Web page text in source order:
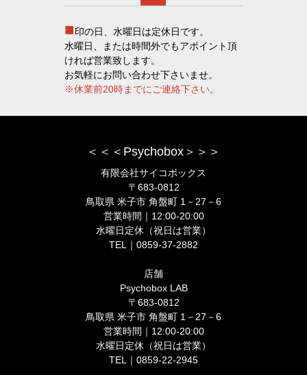
■印の日、水曜日は定休日です。
水曜日、または時間外でもアポイント頂
ければ営業致します。
お気軽にお問い合わせ下さいませ。
※休業前20時までにご連絡下さい。
＜＜＜Psychobox＞＞＞
有限会社サイコボックス
〒683-0812
鳥取県 米子市 角盤町 1－27－6
営業時間｜12:00-20:00
水曜日定休（祝日は営業）
TEL｜0859-37-2882
店舗
Psychobox LAB
〒683-0812
鳥取県 米子市 角盤町 1－27－6
営業時間｜12:00-20:00
水曜日定休（祝日は営業）
TEL｜0859-22-2945